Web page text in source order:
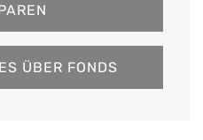
ÜBER FONDS